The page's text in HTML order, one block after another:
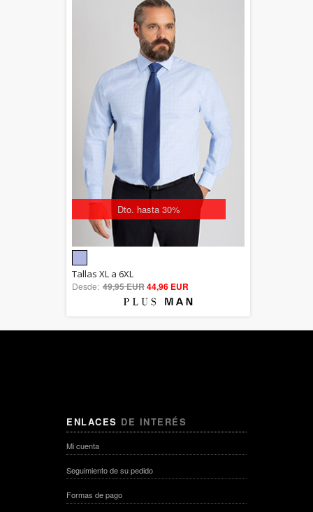
Dto. hasta 30%
5.00
out of 5
Tallas XL a 6XL
Desde: 49,95 EUR44,96 EUR
ENLACES DE INTERÉS
Mi cuenta
Seguimiento de su pedido
Formas de pago